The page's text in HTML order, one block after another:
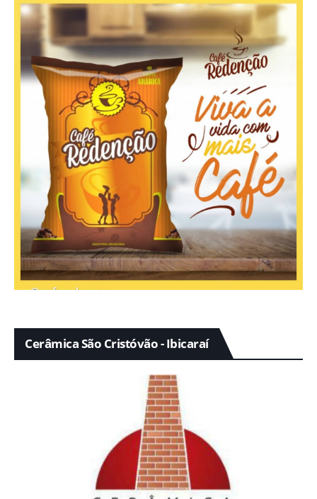
Cerâmica São Cristóvão - Ibicaraí